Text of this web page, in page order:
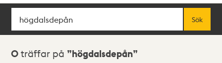
Sök
Sök
Sökresultat
0 träffar på högdalsdepån